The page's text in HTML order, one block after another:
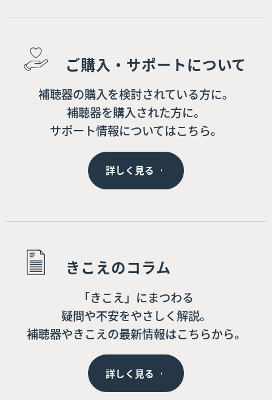
ご購入・サポートについて
補聴器の購入を検討されている方に。
補聴器を購入された方に。
サポート情報についてはこちら。
詳しく見る
きこえのコラム
「きこえ」にまつわる
疑問や不安をやさしく解説。
補聴器やきこえの最新情報はこちらから。
詳しく見る